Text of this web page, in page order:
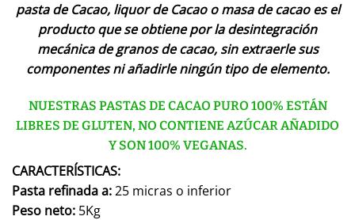
pasta de Cacao, liquor de Cacao o masa de cacao es el
producto que se obtiene por la desintegración
mecánica de granos de cacao, sin extraerle sus
componentes ni añadirle ningún tipo de elemento.
NUESTRAS PASTAS DE CACAO PURO 100% ESTÁN
LIBRES DE GLUTEN, NO CONTIENE AZÚCAR AÑADIDO
Y SON 100% VEGANAS.
CARACTERÍSTICAS:
Pasta refinada a:25 micras o inferior
Peso neto: 5Kg